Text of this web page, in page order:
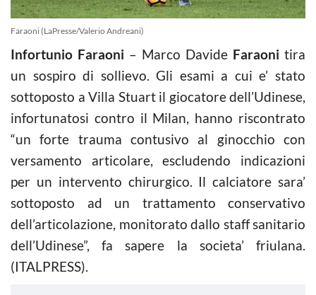
Faraoni (LaPresse/Valerio Andreani)
Infortunio Faraoni – Marco Davide Faraoni tira
un sospiro di sollievo. Gli esami a cui e’ stato
sottoposto a Villa Stuart il giocatore dell’Udinese,
infortunatosi contro il Milan, hanno riscontrato
“un forte trauma contusivo al ginocchio con
versamento articolare, escludendo indicazioni
per un intervento chirurgico. Il calciatore sara’
sottoposto ad un trattamento conservativo
dell’articolazione, monitorato dallo staff sanitario
dell’Udinese”, fa sapere la societa’ friulana.
(ITALPRESS).